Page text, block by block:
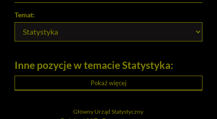
Temat:
Inne pozycje w temacie Statystyka:
Pokaż więcej
Główny Urząd Statystyczny